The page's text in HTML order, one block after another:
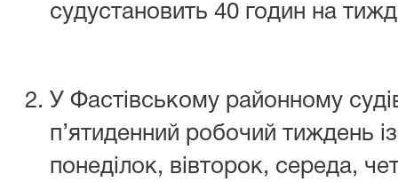
судустановить 40 годин на
У Фастівському районному
п’ятиденний робочий тиждень
понеділок, вівторок, середа,